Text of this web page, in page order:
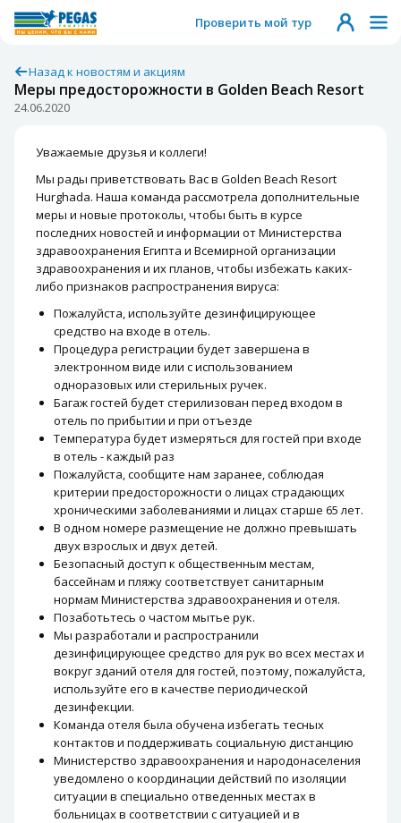
Проверить мой тур
Назад к новостям и акциям
Меры предосторожности в Golden Beach Resort
24.06.2020
Уважаемые друзья и коллеги!
Мы рады приветствовать Вас в Golden Beach Resort
Hurghada. Наша команда рассмотрела дополнительные
меры и новые протоколы, чтобы быть в курсе
последних новостей и информации от Министерства
здравоохранения Египта и Всемирной организации
здравоохранения и их планов, чтобы избежать каких-
либо признаков распространения вируса:
Пожалуйста, используйте дезинфицирующее
средство на входе в отель.
Процедура регистрации будет завершена в
электронном виде или с использованием
одноразовых или стерильных ручек.
Багаж гостей будет стерилизован перед входом в
отель по прибытии и при отъезде
Температура будет измеряться для гостей при входе
в отель - каждый раз
Пожалуйста, сообщите нам заранее, соблюдая
критерии предосторожности о лицах страдающих
хроническими заболеваниями и лицах старше 65 лет.
В одном номере размещение не должно превышать
двух взрослых и двух детей.
Безопасный доступ к общественным местам,
бассейнам и пляжу соответствует санитарным
нормам Министерства здравоохранения и отеля.
Позаботьтесь о частом мытье рук.
Мы разработали и распространили
дезинфицирующее средство для рук во всех местах и
​​вокруг зданий отеля для гостей, поэтому, пожалуйста,
используйте его в качестве периодической
дезинфекции.
Команда отеля была обучена избегать тесных
контактов и поддерживать социальную дистанцию
Министерство здравоохранения и народонаселения
уведомлено о координации действий по изоляции
ситуации в специально отведенных местах в
больницах в соответствии с ситуацией и в